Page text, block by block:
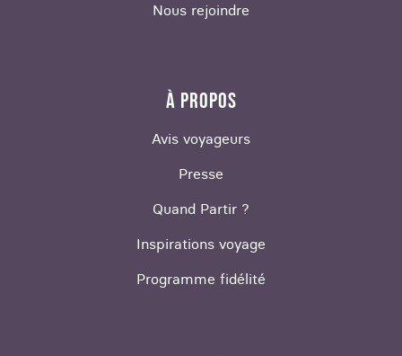
Nous rejoindre
À PROPOS
Avis voyageurs
Presse
Quand Partir ?
Inspirations voyage
Programme fidélité